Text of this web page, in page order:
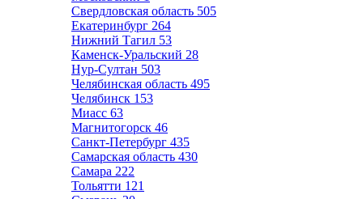
Свердловская область 505
Екатеринбург 264
Нижний Тагил 53
Каменск-Уральский 28
Нур-Султан 503
Челябинская область 495
Челябинск 153
Миасс 63
Магнитогорск 46
Санкт-Петербург 435
Самарская область 430
Самара 222
Тольятти 121